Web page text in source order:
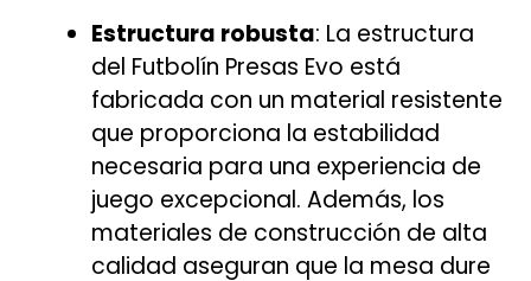
Estructura robusta: La estructura
del Futbolín Presas Evo está
fabricada con un material resistente
que proporciona la estabilidad
necesaria para una experiencia de
juego excepcional. Además, los
materiales de construcción de alta
calidad aseguran que la mesa dure